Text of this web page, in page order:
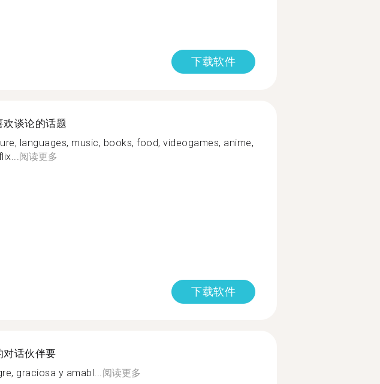
下载软件
欢谈论的话题
languages, music, books, food, videogames, anime,
阅读更多
下载软件
对话伙伴要
graciosa y amabl...阅读更多